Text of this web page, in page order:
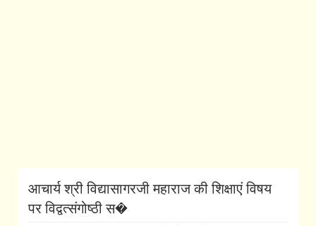
आचार्य श्री विद्यासागरजी महाराज की शिक्षाएं विषय
पर विद्वत्संगोष्ठी स�